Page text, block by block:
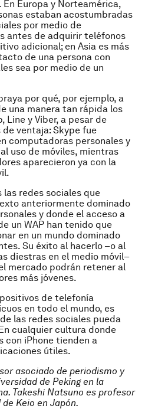
Europa y Norteamérica,
estaban acostumbradas
por medio de
antes de adquirir teléfonos
adicional; en Asia es más
de una persona con
sea por medio de un
por qué, por ejemplo, a
una manera tan rápida los
Line y Viber, a pesar de
ventaja: Skype fue
computadoras personales y
uso de móviles, mientras
aparecieron ya con la
las redes sociales que
anteriormente dominado
y donde el acceso a
un WAP han tenido que
en un mundo dominado
Su éxito al hacerlo –o al
diestras en el medio móvil–
mercado podrán retener al
más jóvenes.
de telefonía
en todo el mundo, es
las redes sociales pueda
cualquier cultura donde
con iPhone tienden a
útiles.
asociado de periodismo y
de Peking en la
Takeshi Natsuno es profesor
Keio en Japón.